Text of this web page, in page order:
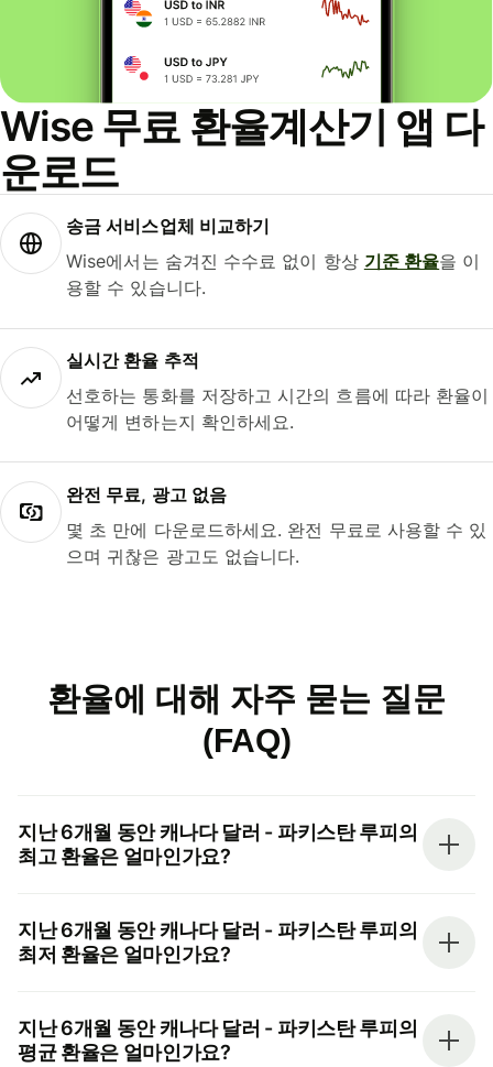
Wise 무료 환율계산기 앱 다
운로드
송금 서비스업체 비교하기
Wise에서는 숨겨진 수수료 없이 항상 기준 환율을 이
용할 수 있습니다.
실시간 환율 추적
선호하는 통화를 저장하고 시간의 흐름에 따라 환율이
어떻게 변하는지 확인하세요.
완전 무료, 광고 없음
몇 초 만에 다운로드하세요. 완전 무료로 사용할 수 있
으며 귀찮은 광고도 없습니다.
환율에 대해 자주 묻는 질문
(FAQ)
지난 6개월 동안 캐나다 달러 - 파키스탄 루피의
최고 환율은 얼마인가요?
지난 6개월 동안 캐나다 달러 - 파키스탄 루피의
최저 환율은 얼마인가요?
지난 6개월 동안 캐나다 달러 - 파키스탄 루피의
평균 환율은 얼마인가요?